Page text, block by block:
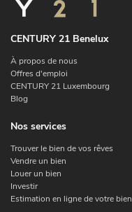
CENTURY 21 Benelux
À propos de nous
Offres d'emploi
CENTURY 21 Luxembourg
Blog
Nos services
Trouver le bien de vos rêves
Vendre un bien
Louer un bien
Investir
Estimation en ligne de votre bien